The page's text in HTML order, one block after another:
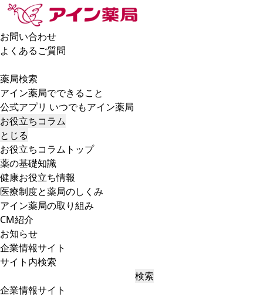
お問い合わせ
よくあるご質問
薬局検索
アイン薬局でできること
公式アプリ いつでもアイン薬局
お役立ちコラム
とじる
お役立ちコラムトップ
薬の基礎知識
健康お役立ち情報
医療制度と薬局のしくみ
アイン薬局の取り組み
CM紹介
お知らせ
企業情報サイト
サイト内検索
検索
企業情報サイト